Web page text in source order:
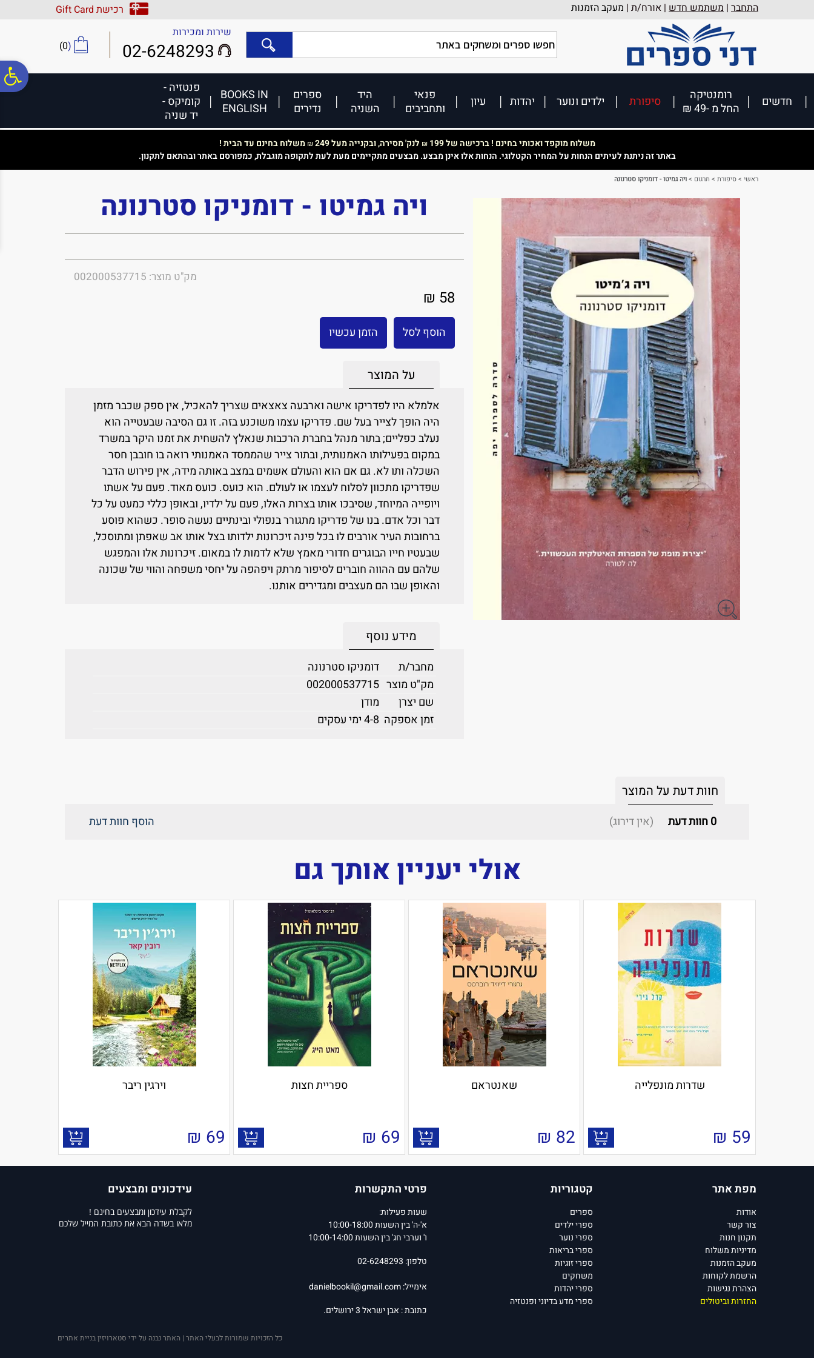
נגישות
אתר
המרכזי
התחבר | משתמש חדש | אורח/ת | מעקב הזמנות
רכישת Gift Card
שירות ומכירות
02-6248293
(
0
)
חדשים
רומנטיקה
החל מ -49 ₪
סיפורת ילדים ונוער יהדות עיון
פנאי
ותחביבים
היד
השניה
ספרים
נדירים
BOOKS IN
ENGLISH
פנטזיה -
קומיקס -
יד שניה
משלוח מוקפד ואכותי בחינם ! ברכישה של 199 ₪ לנק' מסירה, ובקנייה מעל 249 ₪משלוח בחינם עד הבית !
באתר זה ניתנת לעיתים הנחות על המחיר הקטלוגי. הנחות אלו אינן מבצע. מבצעים מתקיימים מעת לעת לתקופה מוגבלת, כמפורסם באתר ובהתאם לתקנון.
ראשי >סיפורת > תרגום >ויה גמיטו - דומניקו סטרנונה
ויה גמיטו - דומניקו סטרנונה
מק"ט מוצר: 002000537715
58 ₪
הוסף לסל הזמן עכשיו
על המוצר
אלמלא היו לפדריקו אישה וארבעה צאצאים שצריך להאכיל, אין ספק שכבר מזמן
היה הופך לצייר בעל שם. פדריקו עצמו משוכנע בזה. זו גם הסיבה שבעטייה הוא
נעלב כפליים; בתור מנהל בחברת הרכבות שנאלץ להשחית את זמנו היקר במשרד
במקום בפעילותו האמנותית, ובתור צייר שהממסד האמנותי רואה בו חובבן חסר
השכלה ותו לא. גם אם הוא והעולם אשמים במצב באותה מידה, אין פירוש הדבר
שפדריקו מתכוון לסלוח לעצמו או לעולם. הוא כועס. כועס מאוד. פעם על אשתו
ויופייה המיוחד, שסיבכו אותו בצרות האלו, פעם על ילדיו, ובאופן כללי כמעט על כל
דבר וכל אדם. בנו של פדריקו מתגורר בנפולי ובינתיים נעשה סופר. כשהוא פוסע
ברחובות העיר אורבים לו בכל פינה זיכרונות ילדותו בצל אותו אב שאפתן ומתוסכל,
שבעטיו חייו הבוגרים חדורי מאמץ שלא לדמות לו במאום. זיכרונות אלו והמפגש
שלהם עם ההווה חוברים לסיפור מרתק ויפהפה על יחסי משפחה והווי של שכונה
והאופן שבו הם מעצבים ומגדירים אותנו.
מידע נוסף
מחבר/ת
דומניקו סטרנונה
מק"ט מוצר 002000537715
שם יצרן
מודן
זמן אספקה 4-8 ימי עסקים
חוות דעת על המוצר
0חוות דעת (אין דירוג) הוסף חוות דעת
אולי יעניין אותך גם
שדרות מונפלייה
59
₪
שאנטראם
82
₪
ספריית חצות
69
₪
וירגין ריבר
69
₪
מפת אתר
אודות
צור קשר
תקנון חנות
מדיניות משלוח
מעקב הזמנות
הרשמת לקוחות
הצהרת נגישות
החזרות וביטולים
קטגוריות
ספרים
ספרי ילדים
ספרי נוער
ספרי בריאות
ספרי זוגיות
משחקים
ספרי יהדות
ספרי מדע בדיוני ופנטזיה
פרטי התקשרות
שעות פעילות:
א'-ה' בין השעות 10:00-18:00
ו' וערבי חג' בין השעות 10:00-14:00
טלפון: 02-6248293
אימייל:danielbookil@gmail.com
כתובת : אבן ישראל 3 ירושלים.
עידכונים ומבצעים
לקבלת עידכון ומבצעים בחינם !
מלאו בשדה הבא את כתובת המייל שלכם
כל הזכויות שמורות לבעלי האתר | האתר נבנה על ידי סטארויזין בניית אתרים